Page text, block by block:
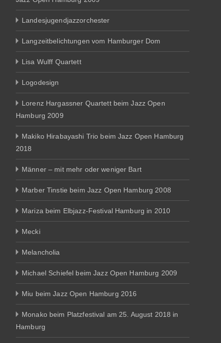
Landesjugendjazzorchester
Langzeitbelichtungen vom Hamburger Dom
Lisa Wulff Quartett
Logodesign
Lorenz Hargassner Quartett beim Jazz Open
Hamburg 2009
Makiko Hirabayashi Trio beim Jazz Open Hamburg
2018
Männer – mit mehr oder weniger Bart
Marber Tinstie beim Jazz Open Hamburg 2008
Mariza beim Elbjazz-Festival Hamburg in 2010
Mecki
Melancholia
Michael Schiefel beim Jazz Open Hamburg 2009
Miu beim Jazz Open Hamburg 2016
Monako beim Platzfestival am 25. August 2018 in
Hamburg